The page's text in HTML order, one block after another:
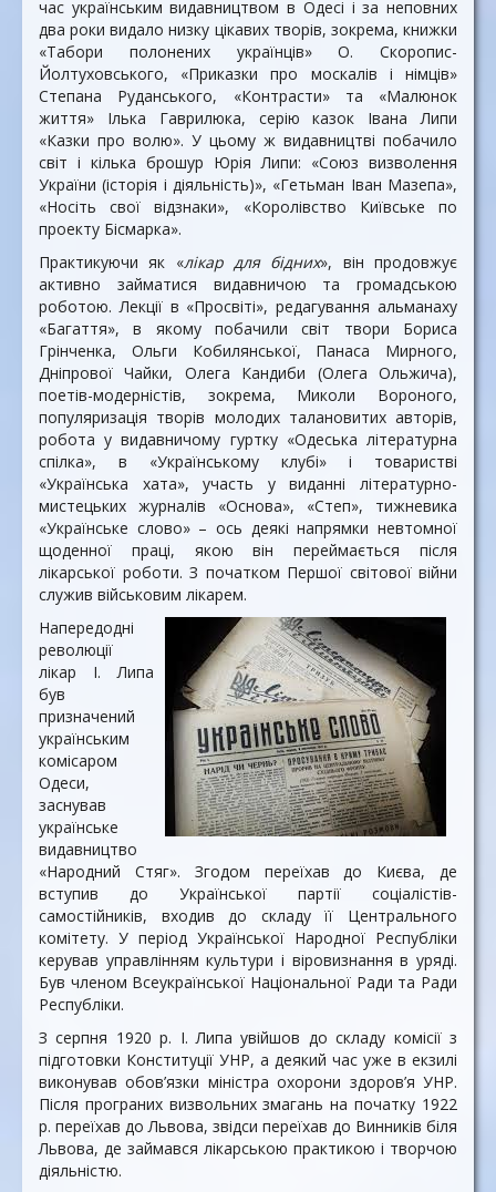
час українським видавництвом в Одесі і за неповних
два роки видало низку цікавих творів, зокрема, книжки
«Табори полонених українців» О. Скоропис-
Йолтуховського, «Приказки про москалів і німців»
Степана Руданського, «Контрасти» та «Малюнок
життя» Ілька Гаврилюка, серію казок Івана Липи
«Казки про волю». У цьому ж видавництві побачило
світ і кілька брошур Юрія Липи: «Союз визволення
України (історія і діяльність)», «Гетьман Іван Мазепа»,
«Носіть свої відзнаки», «Королівство Київське по
проекту Бісмарка».
Практикуючи як «лікар для бідних», він продовжує
активно займатися видавничою та громадською
роботою. Лекції в «Просвіті», редагування альманаху
«Багаття», в якому побачили світ твори Бориса
Грінченка, Ольги Кобилянської, Панаса Мирного,
Дніпрової Чайки, Олега Кандиби (Олега Ольжича),
поетів-модерністів, зокрема, Миколи Вороного,
популяризація творів молодих талановитих авторів,
робота у видавничому гуртку «Одеська літературна
спілка», в «Українському клубі» і товаристві
«Українська хата», участь у виданні літературно-
мистецьких журналів «Основа», «Степ», тижневика
«Українське слово» – ось деякі напрямки невтомної
щоденної праці, якою він переймається після
лікарської роботи. З початком Першої світової війни
служив військовим лікарем.
Напередодні
революції
лікар І. Липа
був
призначений
українським
комісаром
Одеси,
заснував
українське
видавництво
«Народний Стяг». Згодом переїхав до Києва, де
вступив до Української партії соціалістів-
самостійників, входив до складу її Центрального
комітету. У період Української Народної Республіки
керував управлінням культури і віровизнання в уряді.
Був членом Всеукраїнської Національної Ради та Ради
Республіки.
З серпня 1920 р. І. Липа увійшов до складу комісії з
підготовки Конституції УНР, а деякий час уже в екзилі
виконував обов’язки міністра охорони здоров’я УНР.
Після програних визвольних змагань на початку 1922
р. переїхав до Львова, звідси переїхав до Винників біля
Львова, де займався лікарською практикою і творчою
діяльністю.